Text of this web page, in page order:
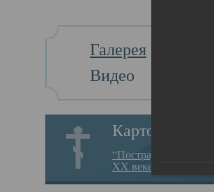
Галерея
Видео
Картотека
“Пострадавшие за
XX веке на Севере”